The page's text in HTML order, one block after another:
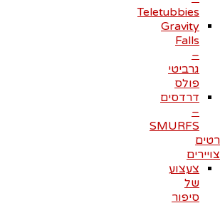
Teletubbies
Gravity
Falls
–
גרביטי
פולס
דרדסים
–
SMURFS
צעצוע
של
סיפור